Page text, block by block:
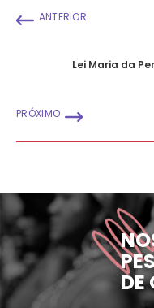
ANTERIOR
Lei Maria da
PRÓXIMO
DE